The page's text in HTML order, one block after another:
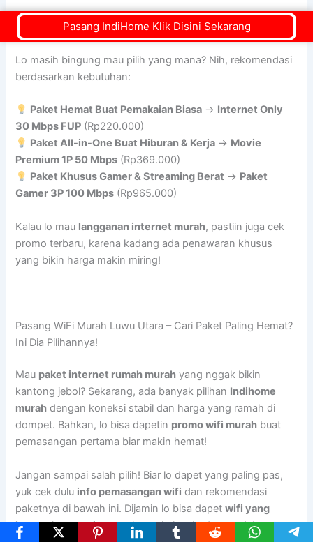
Rekomendasi Wifi Murah yang Paling Worth It di Tahun Ini!
Lo masih bingung mau pilih yang mana? Nih, rekomendasi
berdasarkan kebutuhan:
Paket Hemat Buat Pemakaian Biasa → Internet Only
30 Mbps FUP (Rp220.000)
Paket All-in-One Buat Hiburan & Kerja → Movie
Premium 1P 50 Mbps (Rp369.000)
Paket Khusus Gamer & Streaming Berat → Paket
Gamer 3P 100 Mbps (Rp965.000)
Kalau lo mau langganan internet murah, pastiin juga cek
promo terbaru, karena kadang ada penawaran khusus
yang bikin harga makin miring!
Pasang WiFi Murah Luwu Utara – Cari Paket Paling Hemat?
Ini Dia Pilihannya!
Mau paket internet rumah murah yang nggak bikin
kantong jebol? Sekarang, ada banyak pilihan Indihome
murah dengan koneksi stabil dan harga yang ramah di
dompet. Bahkan, lo bisa dapetin promo wifi murah buat
pemasangan pertama biar makin hemat!
Jangan sampai salah pilih! Biar lo dapet yang paling pas,
yuk cek dulu info pemasangan wifi dan rekomendasi
paketnya di bawah ini. Dijamin lo bisa dapetwifi yang
bagus dan murahtanpa harus keluar budget gede!
Pasang IndiHome Klik Disini Sekarang